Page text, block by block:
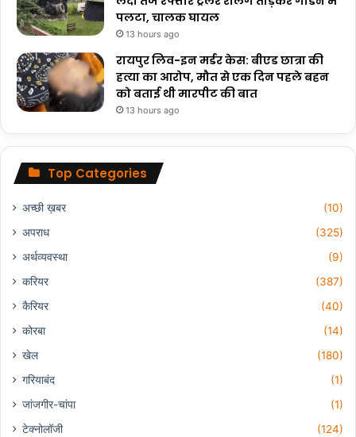
पलटा, चालक घायल
13 hours ago
रायपुर लिव-इन मर्डर केस: बीएड छात्रा की
हत्या का आरोप, मौत से एक दिन पहले बहन
को बताई थी मारपीट की बात
13 hours ago
Top Categories
अच्छी ख़बर
(10)
अपराध
(325)
अर्थव्यवस्था
(9)
करियर
(387)
कैरियर
(40)
कोरबा
(14)
खेल
(180)
गरियाबंद
(1)
जांजगीर-चांपा
(1)
टेक्नोलॉजी
(124)